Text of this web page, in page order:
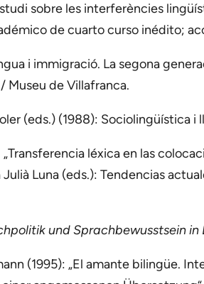
sobre les interferències
de cuarto curso inédito;
i immigració. La segona
Museu de Villafranca.
(eds.) (1988): Sociolingüística i
léxica en las
Luna (eds.): Tendencias
und Sprachbewusstsein
(1995): „El amante bilingüe.